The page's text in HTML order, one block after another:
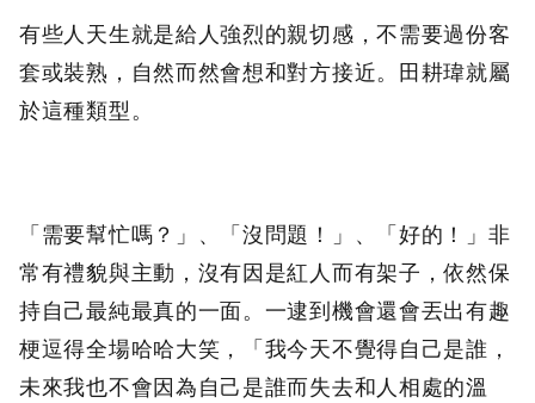
有些人天生就是給人強烈的親切感，不需要過份客
套或裝熟，自然而然會想和對方接近。田耕瑋就屬
於這種類型。
「需要幫忙嗎？」、「沒問題！」、「好的！」非
常有禮貌與主動，沒有因是紅人而有架子，依然保
持自己最純最真的一面。一逮到機會還會丟出有趣
梗逗得全場哈哈大笑，「我今天不覺得自己是誰，
未來我也不會因為自己是誰而失去和人相處的溫